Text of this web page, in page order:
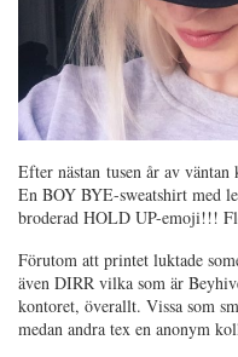
Efter nästan tusen år av
En BOY BYE-sweatshirt med
broderad HOLD UP-emoji!!!
Förutom att printet luktade
även DIRR vilka som är
kontoret, överallt. Vissa som
medan andra tex en anonym